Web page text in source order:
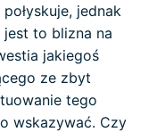
jednak
jest to blizna na
jakiegoś
ze zbyt
tego
wskazywać. Czy